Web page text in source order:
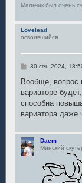
е
Мальчик был очень
Lovelead
освоившийся
С
о
щ
е
и
30 сен 2024,
Вообще, вопрос
вариаторе
способна
вариатора даже
Daem
Минский